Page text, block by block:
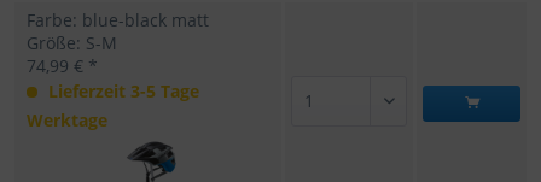
Farbe: blue-black matt
Größe: S-M
74,99 € *
Lieferzeit 3-5 Tage
Werktage